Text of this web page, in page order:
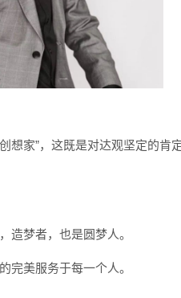
家”，这既是对达观坚定的
造梦者，也是圆梦人。
完美服务于每一个人。